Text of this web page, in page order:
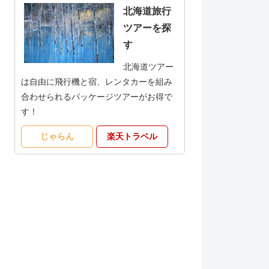
北海道旅行
ツアーを探
す
北海道ツアー
は自由に飛行機と宿、レンタカーを組み
合わせられるパッケージツアーがお得で
す！
じゃらん 楽天トラベル